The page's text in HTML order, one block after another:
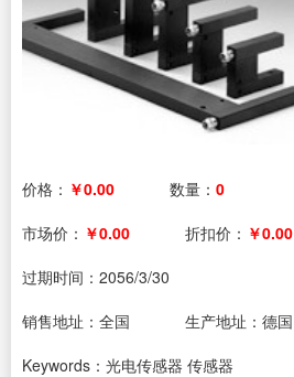
价格： ￥0.00 数量： 0
市场价： ￥0.00 折扣价： ￥0.00
过期时间： 2056/3/30
销售地址：全国
生产地址：德国
Keywords：光电传感器 传感器